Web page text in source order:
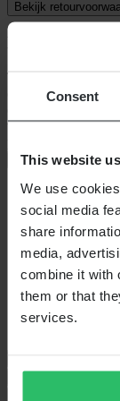
Consent
This website
We use
social media
share
media,
combine it with
them or that
services.
Bekijk
Til uw rit naar een
voor elke race,
+ Volledige
Specificaties
Waterdicht
IsolatieNee
Hoogte
Kleur